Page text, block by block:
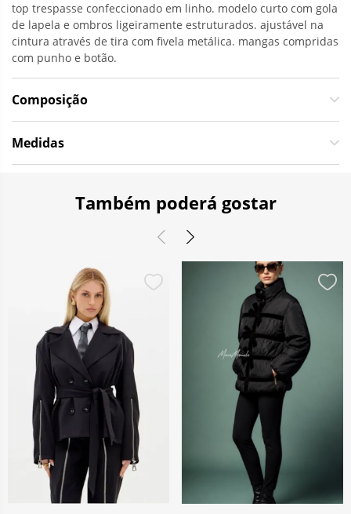
top trespasse confeccionado em linho. modelo curto com gola
de lapela e ombros ligeiramente estruturados. ajustável na
cintura através de tira com fivela metálica. mangas compridas
com punho e botão.
Composição
Medidas
Também poderá gostar